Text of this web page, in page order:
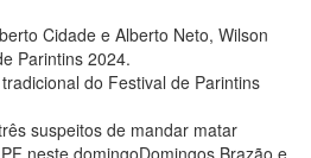
Cidade e Alberto Neto, Wilson
Parintins 2024.
do Festival de Parintins
suspeitos de mandar matar
neste domingoDomingos Brazão e